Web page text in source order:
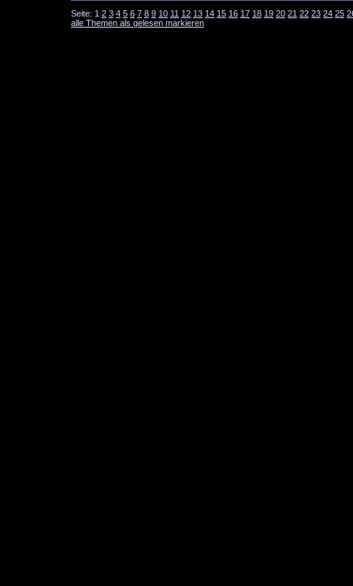
Seite: 1 2 3 4 5 6 7 8 9 10 11 12 13 14 15 16 17 18 19 20 21 22 23 24 25
alle Themen als gelesen markieren